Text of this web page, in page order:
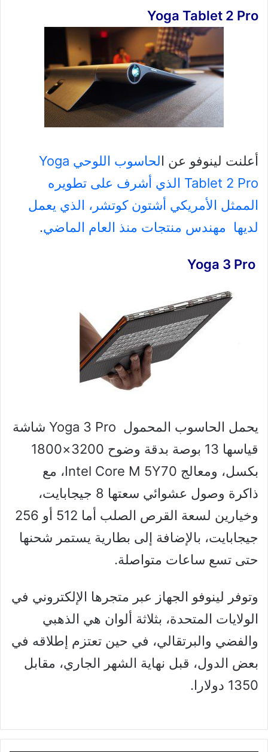
Yoga Tablet 2 Pro
أعلنت لينوفو عن ا
لحاسوب اللوحي Yoga
Tablet 2 Pro الذي أشرف على تطويره
الممثل الأمريكي أشتون كوتشر، الذي يعمل
لديها مهندس منتجات منذ العام الماضي.
يحمل الحاسوب المحمول Yoga 3 Pro شاشة
قياسها 13 بوصة بدقة وضوح 3200×1800
بكسل، ومعالج Intel Core M 5Y70، مع
ذاكرة وصول عشوائي سعتها 8 جيجابايت،
وخيارين لسعة القرص الصلب أما 512 أو 256
جيجابايت، بالإضافة إلى بطارية يستمر شحنها
حتى تسع ساعات متواصلة.
وتوفر لينوفو الجهاز عبر متجرها الإلكتروني في
الولايات المتحدة، بثلاثة ألوان هي الذهبي
والفضي والبرتقالي، في حين تعتزم إطلاقه في
بعض الدول، قبل نهاية الشهر الجاري، مقابل
1350 دولارا.